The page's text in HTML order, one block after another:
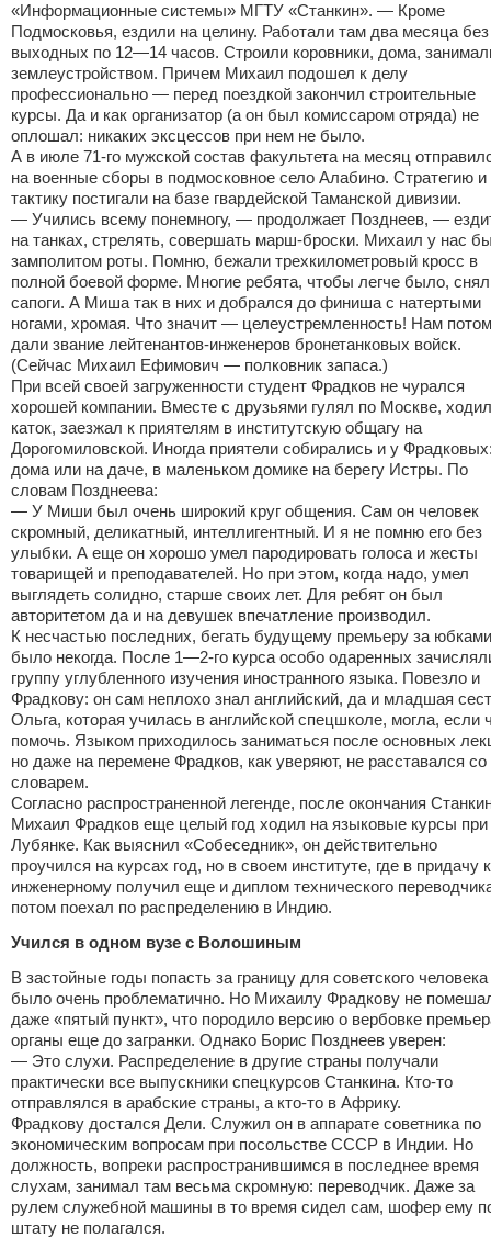
«Информационные системы» МГТУ «Станкин». — Кроме
Подмосковья, ездили на целину. Работали там два месяца без
выходных по 12—14 часов. Строили коровники, дома,
землеустройством. Причем Михаил подошел к делу
профессионально — перед поездкой закончил строительные
курсы. Да и как организатор (а он был комиссаром отряда) не
оплошал: никаких эксцессов при нем не было.
А в июле 71-го мужской состав факультета на месяц
на военные сборы в подмосковное село Алабино. Стратегию и
тактику постигали на базе гвардейской Таманской дивизии.
— Учились всему понемногу, — продолжает Позднеев, —
на танках, стрелять, совершать марш-броски. Михаил у нас
замполитом роты. Помню, бежали трехкилометровый кросс в
полной боевой форме. Многие ребята, чтобы легче было,
сапоги. А Миша так в них и добрался до финиша с натертыми
ногами, хромая. Что значит — целеустремленность! Нам потом
дали звание лейтенантов-инженеров бронетанковых войск.
(Сейчас Михаил Ефимович — полковник запаса.)
При всей своей загруженности студент Фрадков не чурался
хорошей компании. Вместе с друзьями гулял по Москве,
каток, заезжал к приятелям в институтскую общагу на
Дорогомиловской. Иногда приятели собирались и у
дома или на даче, в маленьком домике на берегу Истры. По
словам Позднеева:
— У Миши был очень широкий круг общения. Сам он человек
скромный, деликатный, интеллигентный. И я не помню его без
улыбки. А еще он хорошо умел пародировать голоса и жесты
товарищей и преподавателей. Но при этом, когда надо, умел
выглядеть солидно, старше своих лет. Для ребят он был
авторитетом да и на девушек впечатление производил.
К несчастью последних, бегать будущему премьеру за юбками
было некогда. После 1—2-го курса особо одаренных
группу углубленного изучения иностранного языка. Повезло и
Фрадкову: он сам неплохо знал английский, да и младшая
Ольга, которая училась в английской спецшколе, могла, если
помочь. Языком приходилось заниматься после основных
но даже на перемене Фрадков, как уверяют, не расставался со
словарем.
Согласно распространенной легенде, после окончания
Михаил Фрадков еще целый год ходил на языковые курсы при
Лубянке. Как выяснил «Собеседник», он действительно
проучился на курсах год, но в своем институте, где в придачу к
инженерному получил еще и диплом технического
потом поехал по распределению в Индию.
Учился в одном вузе с Волошиным
В застойные годы попасть за границу для советского человека
было очень проблематично. Но Михаилу Фрадкову не
даже «пятый пункт», что породило версию о вербовке
органы еще до загранки. Однако Борис Позднеев уверен:
— Это слухи. Распределение в другие страны получали
практически все выпускники спецкурсов Станкина. Кто-то
отправлялся в арабские страны, а кто-то в Африку.
Фрадкову достался Дели. Служил он в аппарате советника по
экономическим вопросам при посольстве СССР в Индии. Но
должность, вопреки распространившимся в последнее время
слухам, занимал там весьма скромную: переводчик. Даже за
рулем служебной машины в то время сидел сам, шофер ему
штату не полагался.